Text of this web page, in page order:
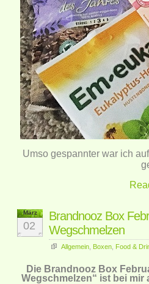
Umso gespannter war ich
März
02
Brandnooz Box
Wegschmelzen
Allgemein Boxen Food &
Die Brandnooz Box
Wegschmelzen“ ist bei